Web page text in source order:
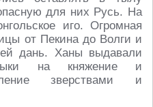
для них Русь. На
иго. Огромная
от Пекина до Волги и
дань. Ханы выдавали
на княжение и
зверствами и